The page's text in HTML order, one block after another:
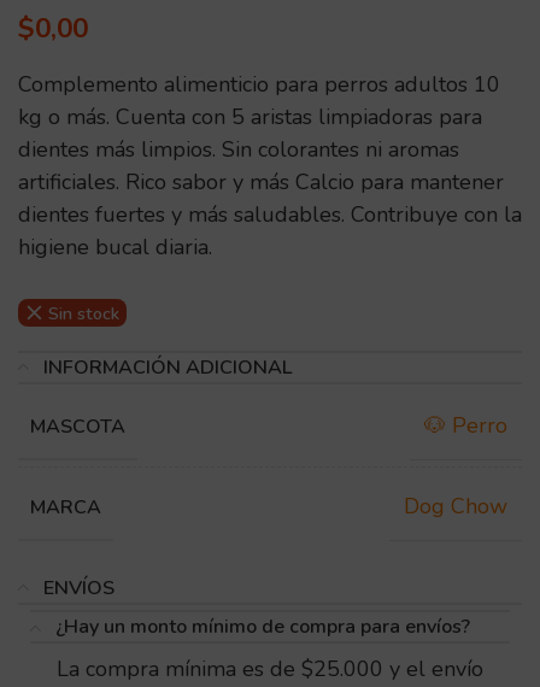
$0,00
Complemento alimenticio para perros adultos 10
kg o más. Cuenta con 5 aristas limpiadoras para
dientes más limpios. Sin colorantes ni aromas
artificiales. Rico sabor y más Calcio para mantener
dientes fuertes y más saludables. Contribuye con la
higiene bucal diaria.
Sin stock
INFORMACIÓN ADICIONAL
MASCOTA 🐶 Perro
MARCA Dog Chow
ENVÍOS
¿Hay un monto mínimo de compra para envíos?
La compra mínima es de $25.000 y el envío